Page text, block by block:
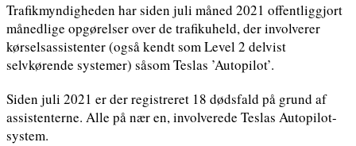
Trafikmyndigheden har siden juli måned 2021 offentliggjort
månedlige opgørelser over de trafikuheld, der involverer
kørselsassistenter (også kendt som Level 2 delvist
selvkørende systemer) såsom Teslas ’Autopilot’.
Siden juli 2021 er der registreret 18 dødsfald på grund af
assistenterne. Alle på nær en, involverede Teslas Autopilot-
system.